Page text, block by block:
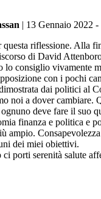
| 13 Gennaio 2022 -
questa riflessione. Alla
di David
lo consiglio vivamente
con i pochi
dai politici al
noi a dover cambiare.
deve fare il suo
finanza e politica e
ampio.
dei miei obiettivi.
ci porti serenità salute